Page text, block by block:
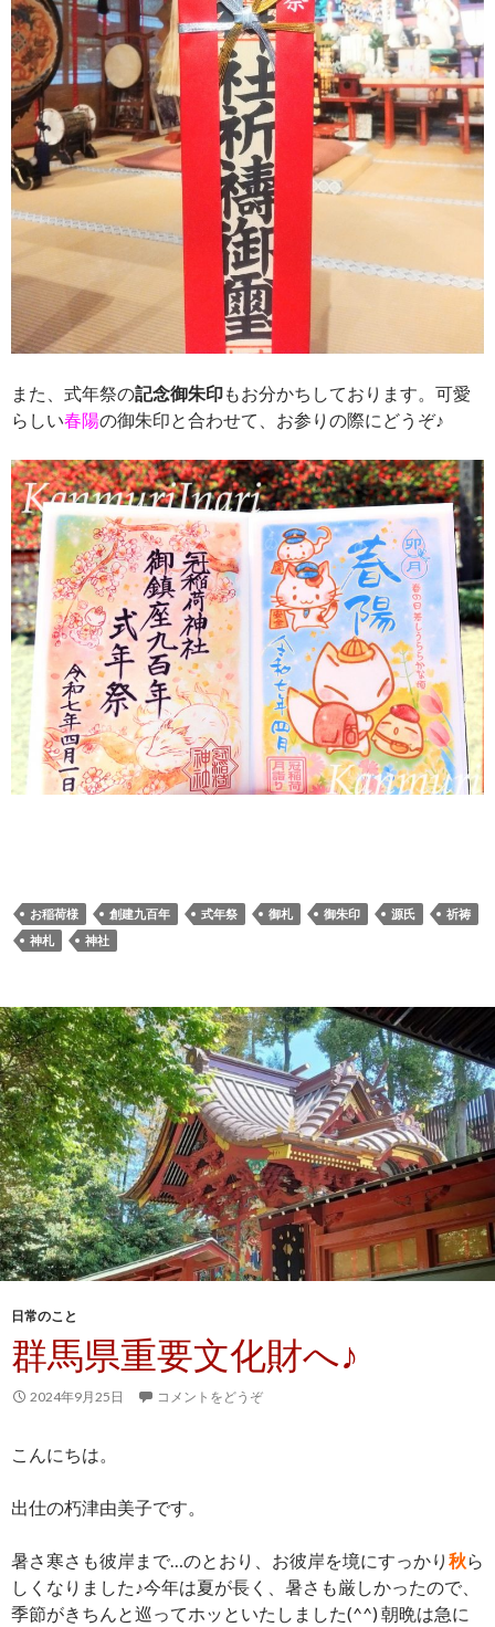
また、式年祭の記念御朱印もお分かちしております。可愛
らしい春陽の御朱印と合わせて、お参りの際にどうぞ♪
お稲荷様 創建九百年 式年祭 御札 御朱印 源氏
祈祷
神札
神社
日常のこと
群馬県重要文化財へ♪
2024年9月25日 コメントをどうぞ
こんにちは。
出仕の朽津由美子です。
暑さ寒さも彼岸まで…のとおり、お彼岸を境にすっかり 秋ら
しくなりました♪今年は夏が長く、暑さも厳しかったので、
季節がきちんと巡ってホッといたしました(^^) 朝晩は急に